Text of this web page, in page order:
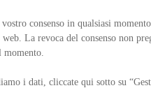
consenso in qualsiasi
La revoca del consenso non
momento.
i dati, cliccate qui sotto su